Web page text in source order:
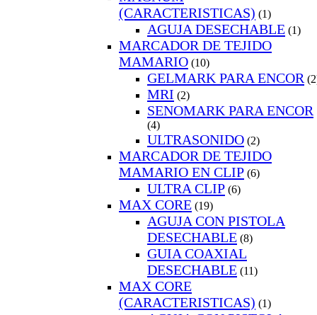
(CARACTERISTICAS) (1)
AGUJA DESECHABLE (1)
MARCADOR DE TEJIDO
MAMARIO (10)
GELMARK PARA ENCOR
MRI (2)
SENOMARK PARA ENCOR
(4)
ULTRASONIDO (2)
MARCADOR DE TEJIDO
MAMARIO EN CLIP (6)
ULTRA CLIP (6)
MAX CORE (19)
AGUJA CON PISTOLA
DESECHABLE (8)
GUIA COAXIAL
DESECHABLE (11)
MAX CORE
(CARACTERISTICAS) (1)